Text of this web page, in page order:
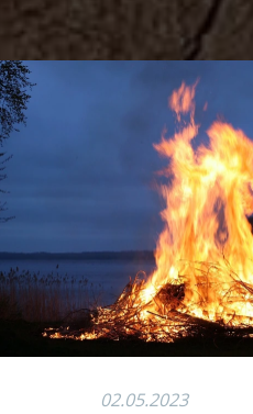
02.05.2023